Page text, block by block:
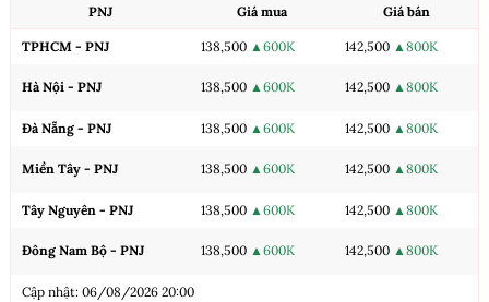
PNJ Giá mua Giá bán
TPHCM - PNJ 138,500 ▲600K 142,500 ▲800K
Hà Nội - PNJ 138,500 ▲600K 142,500 ▲800K
Đà Nẵng - PNJ 138,500 ▲600K 142,500 ▲800K
Miền Tây - PNJ 138,500 ▲600K 142,500 ▲800K
Tây Nguyên - PNJ 138,500 ▲600K 142,500 ▲800K
Đông Nam Bộ - PNJ 138,500 ▲600K 142,500 ▲800K
Cập nhật: 06/08/2026 20:00